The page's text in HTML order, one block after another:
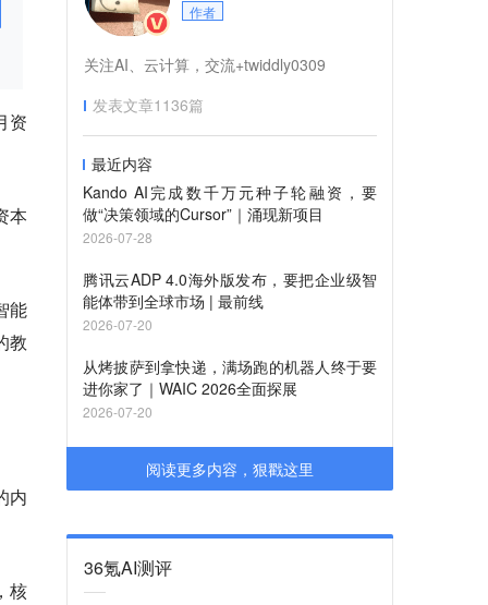
资
本
能
教
内
核
作者
关注AI、云计算，交流+twiddly0309
发表文章1136篇
最近内容
Kando AI完成数千万元种子轮融资，要
做“决策领域的Cursor”｜涌现新项目
2026-07-28
腾讯云ADP 4.0海外版发布，要把企业级智
能体带到全球市场 | 最前线
2026-07-20
从烤披萨到拿快递，满场跑的机器人终于要
进你家了｜WAIC 2026全面探展
2026-07-20
阅读更多内容，狠戳这里
36氪AI测评